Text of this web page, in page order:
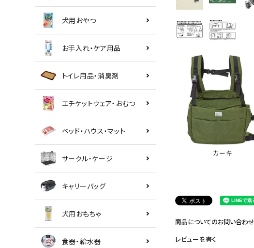
犬用おやつ
お手入れ・ケア用品
トイレ用品・消臭剤
エチケットウェア・おむつ
ベッド・ハウス・マット
サークル・ケージ
キャリーバッグ
犬用おもちゃ
食器・給水器
カーキ
商品についてのお問い合わせ
レビューを書く